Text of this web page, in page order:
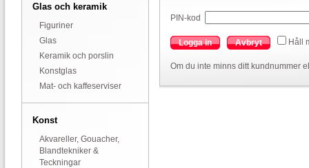
Glas och keramik
Figuriner
Glas
Keramik och porslin
Konstglas
Mat- och kaffeserviser
Konst
Akvareller, Gouacher,
Blandtekniker &
Teckningar
PIN-kod
Logga in Avbryt Håll
Om du inte minns ditt kundnummer